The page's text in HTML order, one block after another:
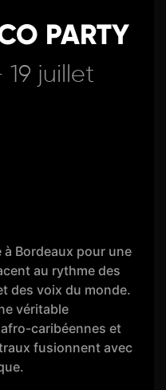
PARTY
19 juillet
à Bordeaux pour une
au rythme des
des voix du monde.
véritable
caribéennes et
fusionnent avec